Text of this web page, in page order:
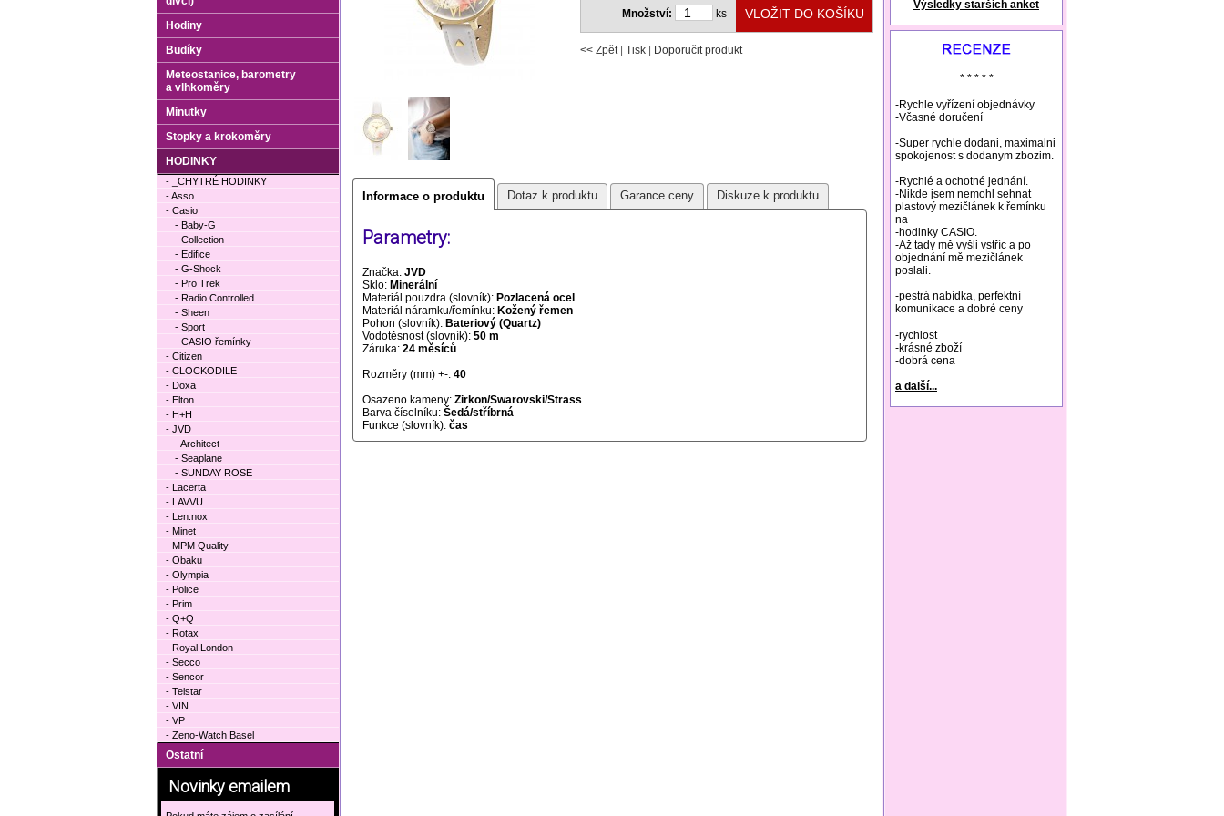
Množství: ks
<< Zpět| Tisk Doporučit produkt
Informace o produktu Dotaz k produktu Garance ceny Diskuze k produktu
Parametry:
Značka: JVD
Sklo: Minerální
Materiál pouzdra (slovník): Pozlacená ocel
Materiál náramku/řemínku: Kožený řemen
Pohon (slovník): Bateriový (Quartz)
Vodotěsnost (slovník): 50 m
Záruka: 24 měsíců
Rozměry (mm) +-: 40
Osazeno kameny: Zirkon/Swarovski/Strass
Barva číselníku: Šedá/stříbrná
Funkce (slovník): čas
natural remedies rosacea
Výsledky starších anket
* * * * *
-Rychle vyřízení objednávky
-Včasné doručení
-Super rychle dodani, maximalni
spokojenost s dodanym zbozim.
-Rychlé a ochotné jednání.
-Nikde jsem nemohl sehnat
plastový mezičlánek k řemínku
na
-hodinky CASIO.
-Až tady mě vyšli vstříc a po
objednání mě mezičlánek
poslali.
-pestrá nabídka, perfektní
komunikace a dobré ceny
-rychlost
-krásné zboží
-dobrá cena
a další...
Hodiny
Budíky
Meteostanice, barometry
a vlhkoměry
Minutky
Stopky a krokoměry
HODINKY
- _CHYTRÉ HODINKY
- Asso
- Casio
- Baby-G
- Collection
- Edifice
- G-Shock
- Pro Trek
- Radio Controlled
- Sheen
- Sport
- CASIO řemínky
- Citizen
- CLOCKODILE
- Doxa
- Elton
- H+H
- JVD
- Architect
- Seaplane
- SUNDAY ROSE
- Lacerta
- LAVVU
- Len.nox
- Minet
- MPM Quality
- Obaku
- Olympia
- Police
- Prim
- Q+Q
- Rotax
- Royal London
- Secco
- Sencor
- Telstar
- VIN
- VP
- Zeno-Watch Basel
Ostatní
Novinky emailem